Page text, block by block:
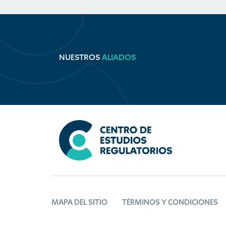
NUESTROS ALIADOS
MAPA DEL SITIO TÉRMINOS Y CONDICIONES